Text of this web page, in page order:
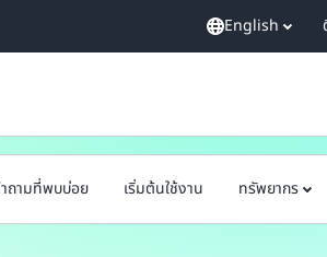
English
ถามที่พบบ่อย เริ่มต้นใช้งาน ทรัพยากร